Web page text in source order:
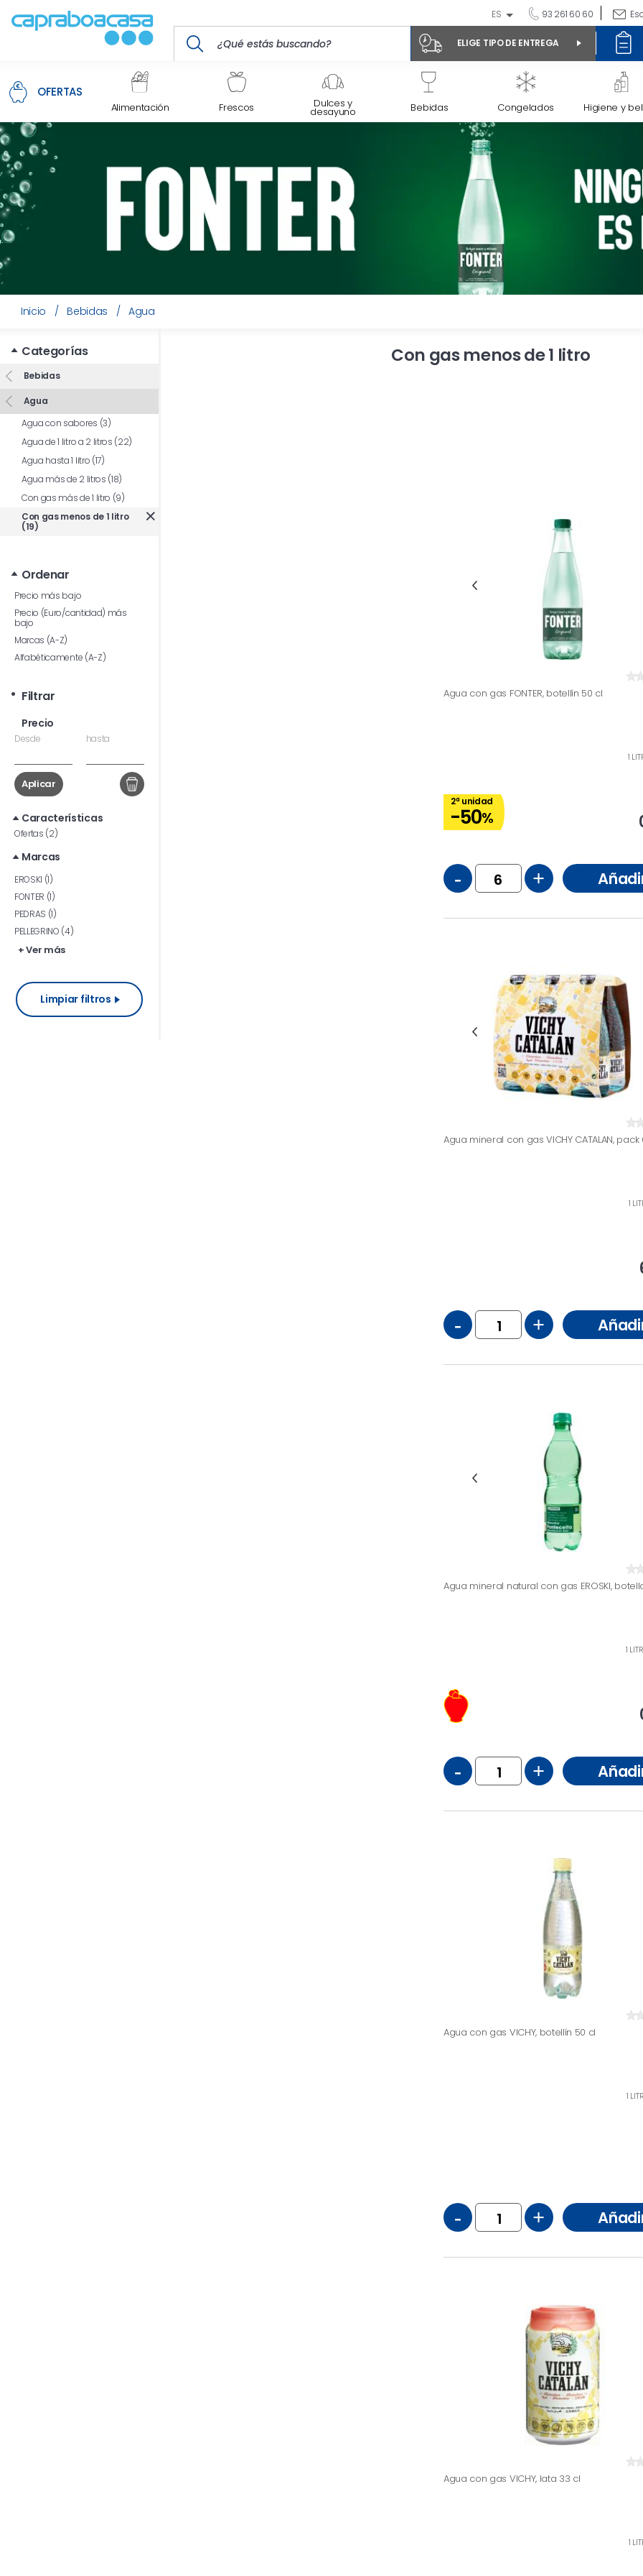
ES 93 261 60 60
ELIGE TIPO DE ENTREGA
OFERTAS
Alimentación Frescos Dulces y
desayuno Bebidas Congelados Higiene y
Inicio / Bebidas / Agua
Categorías
Bebidas
Agua
Agua con sabores (3)
Agua de 1 litro a 2 litros (22)
Agua hasta 1 litro (17)
Agua más de 2 litros (18)
Con gas más de 1 litro (9)
Con gas menos de 1 litro
(19)
Ordenar
Precio más bajo
Precio (Euro/cantidad) más
bajo
Marcas (A-Z)
Alfabéticamente (A-Z)
Filtrar
Precio
Desde hasta
Aplicar
Características
Ofertas (2)
Marcas
EROSKI (1)
FONTER (1)
PEDRAS (1)
PELLEGRINO (4)
+ Ver más
Limpiar filtros
Con gas menos de 1 litro
Agua con gas FONTER, botellín 50 cl
1
2ª unidad
-50%
- +
Agua mineral con gas VICHY CATALAN, pack
1
- +
Agua mineral natural con gas EROSKI,
1
- +
Agua con gas VICHY, botellín 50 cl
1
- +
Agua con gas VICHY, lata 33 cl
1